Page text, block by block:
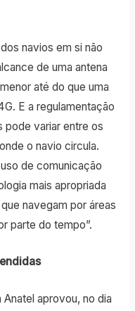
navios em si não
de uma antena
até do que uma
E a regulamentação
pode variar entre os
o navio circula.
de comunicação
mais apropriada
navegam por áreas
parte do tempo”.
aprovou, no dia